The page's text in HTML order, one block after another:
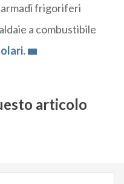
frigoriferi
a combustibile
articolo